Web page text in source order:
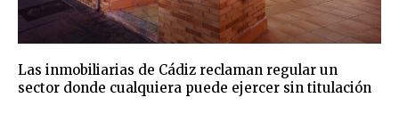
Las inmobiliarias de Cádiz reclaman regular un
sector donde cualquiera puede ejercer sin titulación